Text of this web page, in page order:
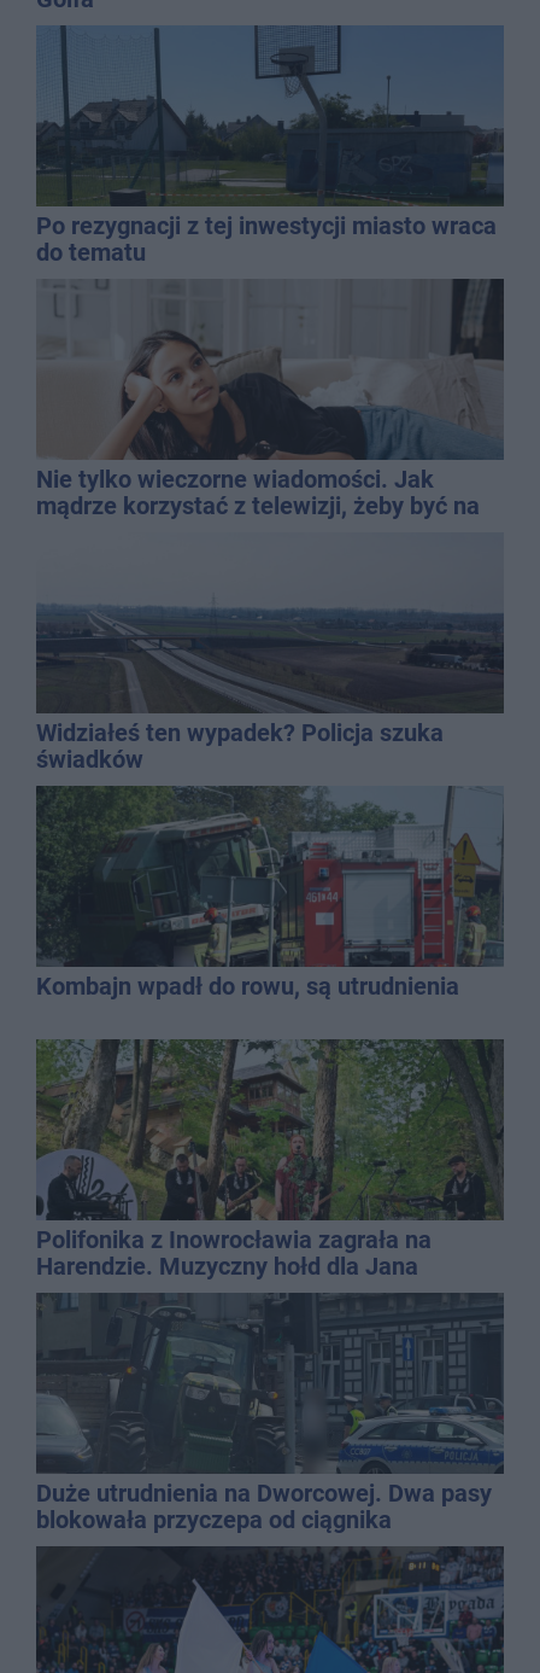
Po rezygnacji z tej inwestycji miasto wraca
do tematu
Nie tylko wieczorne wiadomości. Jak
mądrze korzystać z telewizji, żeby być na
Widziałeś ten wypadek? Policja szuka
świadków
Kombajn wpadł do rowu, są utrudnienia
Polifonika z Inowrocławia zagrała na
Harendzie. Muzyczny hołd dla Jana
Kasprowicza
Duże utrudnienia na Dworcowej. Dwa pasy
blokowała przyczepa od ciągnika